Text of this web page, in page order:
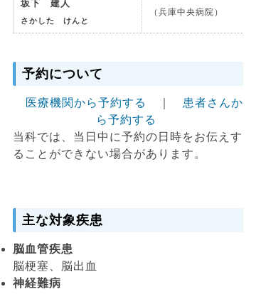
坂下 建人
さかした けんと
（兵庫中央病院）
予約について
医療機関から予約する
患者さんか
ら予約する
当科では、当日中に予約の日時をお伝えす
ることができない場合があります。
主な対象疾患
脳血管疾患
脳梗塞、脳出血
神経難病